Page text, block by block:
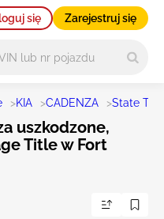
się Zarejestruj się
>KIA >CADENZA >State TX
uszkodzone,
Title w Fort